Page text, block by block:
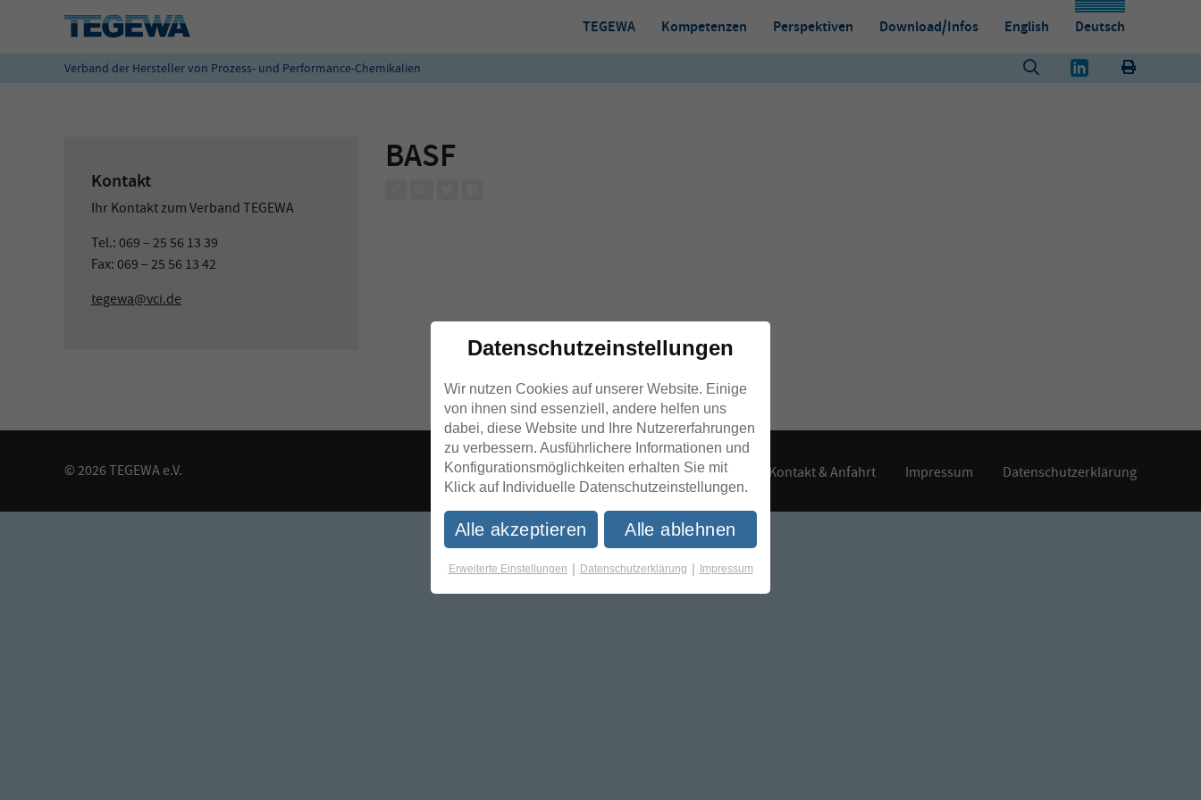
TEGEWA Kompetenzen Perspektiven Download/Infos English Deutsch
Verband der Hersteller von Prozess- und Performance-Chemikalien
BASF
Kontakt
Ihr Kontakt zum Verband TEGEWA
Tel.: 069 – 25 56 13 39
Fax: 069 – 25 56 13 42
tegewa@vci.de
© 2026 TEGEWA e.V. Kontakt & Anfahrt Impressum Datenschutzerklärung
Datenschutzeinstellungen
Wir nutzen Cookies auf unserer Website. Einige
von ihnen sind essenziell, andere helfen uns
dabei, diese Website und Ihre Nutzererfahrungen
zu verbessern. Ausführlichere Informationen und
Konfigurationsmöglichkeiten erhalten Sie mit
Klick auf Individuelle Datenschutzeinstellungen.
Alle akzeptieren Alle ablehnen
Erweiterte Einstellungen | Datenschutzerklärung | Impressum